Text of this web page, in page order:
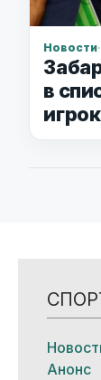
Новости·
в
Анонс